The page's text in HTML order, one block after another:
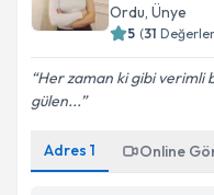
Ordu, Ünye
5 (31
Her zaman ki gibi verimli
gülen...
Adres 1 Online